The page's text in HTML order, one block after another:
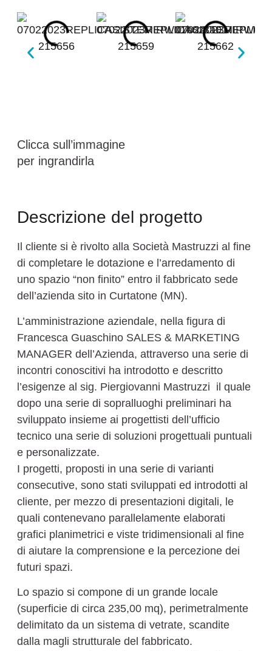
Clicca sull’immagine
per ingrandirla
Descrizione del progetto
Il cliente si è rivolto alla Società Mastruzzi al fine
di completare le dotazione e l’arredamento di
uno spazio “non finito” entro il fabbricato sede
dell’azienda sito in Curtatone (MN).
L’amministrazione aziendale, nella figura di
Francesca Guaschino SALES & MARKETING
MANAGER dell’Azienda, attraverso una serie di
incontri conoscitivi ha introdotto e descritto
l’esigenze al sig. Piergiovanni Mastruzzi il quale
dopo una serie di sopralluoghi preliminari ha
sviluppato insieme ai progettisti dell’ufficio
tecnico una serie di soluzioni progettuali puntuali
e personalizzate.
I progetti, proposti in una serie di varianti
consecutive, sono stati sviluppati ed introdotti al
cliente, per mezzo di presentazioni digitali, le
quali contenevano parallelamente elaborati
grafici planimetrici e viste tridimensionali al fine
di aiutare la comprensione e la percezione dei
futuri spazi.
Lo spazio si compone di un grande locale
(superficie di circa 235,00 mq), perimetralmente
delimitato da un sistema di vetrate, scandite
dalla magli strutturale del fabbricato.